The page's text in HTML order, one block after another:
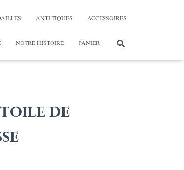
ANTI TIQUES ACCESSOIRES
NOTRE HISTOIRE PANIER
toile de